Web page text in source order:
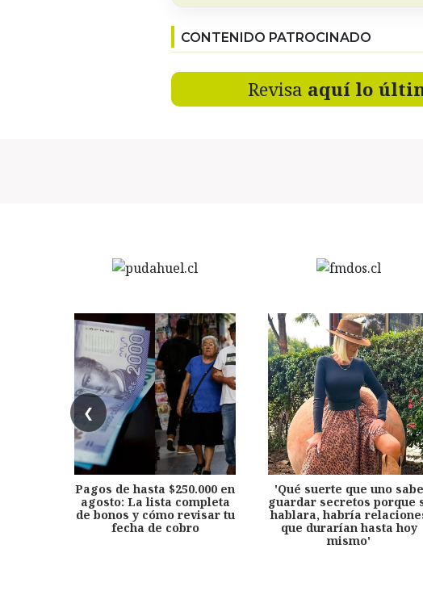
CONTENIDO PATROCINADO
Revisa aquí lo
❮
Pagos de hasta $250.000 en
agosto: La lista completa
de bonos y cómo revisar tu
fecha de cobro
'Qué suerte que uno sabe
guardar secretos porque
hablara, habría
que durarían hasta hoy
mismo'